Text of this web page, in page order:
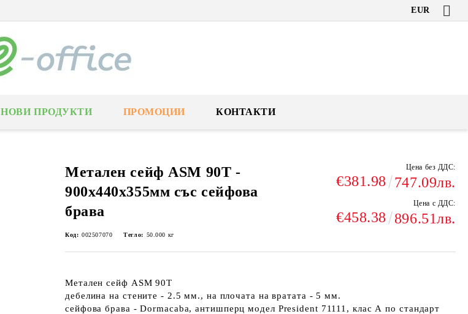
EUR
НОВИ ПРОДУКТИ ПРОМОЦИИ КОНТАКТИ
Метален сейф ASM 90T -
900x440x355мм със сейфова
брава
Цена без ДДС:
€381.98 747.09лв.
Цена с ДДС:
€458.38 896.51лв.
Код: 002507070 Тегло: 50.000 кг
Метален сейф ASM 90T
дебелина на стените - 2.5 мм., на плочата на вратата - 5 мм.
сейфова брава - Dormacaba, антишперц модел President 71111, клас А по стандарт